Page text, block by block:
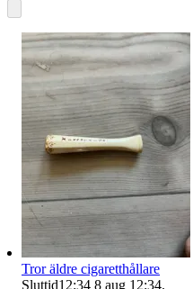
Tror äldre cigaretthållare
Sluttid12:34 8 aug 12:34.